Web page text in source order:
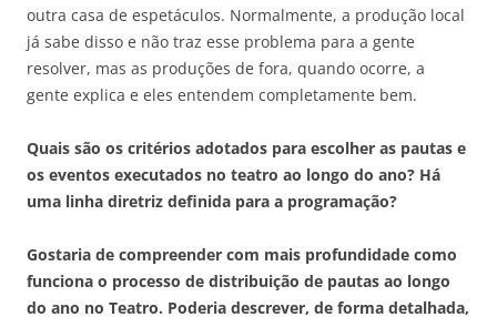
outra casa de espetáculos. Normalmente, a produção local
já sabe disso e não traz esse problema para a gente
resolver, mas as produções de fora, quando ocorre, a
gente explica e eles entendem completamente bem.
Quais são os critérios adotados para escolher as pautas e
os eventos executados no teatro ao longo do ano? Há
uma linha diretriz definida para a programação?
Gostaria de compreender com mais profundidade como
funciona o processo de distribuição de pautas ao longo
do ano no Teatro. Poderia descrever, de forma detalhada,